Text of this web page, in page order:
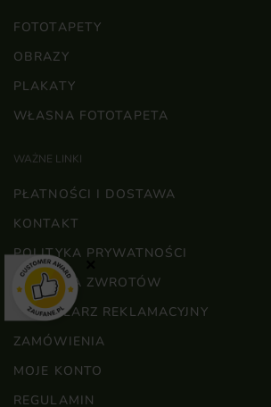
FOTOTAPETY
OBRAZY
PLAKATY
WŁASNA FOTOTAPETA
WAŻNE LINKI
PŁATNOŚCI I DOSTAWA
KONTAKT
POLITYKA PRYWATNOŚCI
POLITYKA ZWROTÓW
FORMULARZ REKLAMACYJNY
ZAMÓWIENIA
MOJE KONTO
REGULAMIN